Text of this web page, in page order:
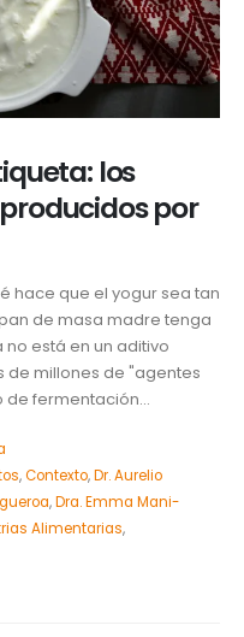
los
por
hace que el yogur sea tan
de masa madre tenga
está en un aditivo
de millones de "agentes
de fermentación...
,Contexto,Dr. Aurelio
,Dra. Emma Mani-
Alimentarias,